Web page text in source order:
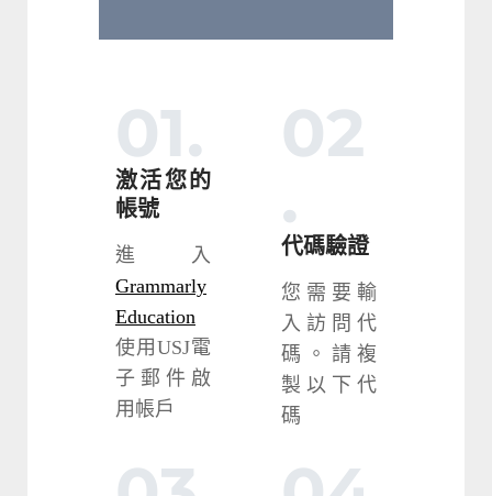
01.
激活您的
帳號
進入
Grammarly
Education
使用USJ電
子郵件啟
用帳戶
02
.
代碼驗證
您需要輸
入訪問代
碼。請複
製以下代
碼